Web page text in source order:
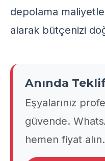
depolama
alarak bütçenizi
Anında
Eşyalarınız
güvende.
hemen fiyat alın.